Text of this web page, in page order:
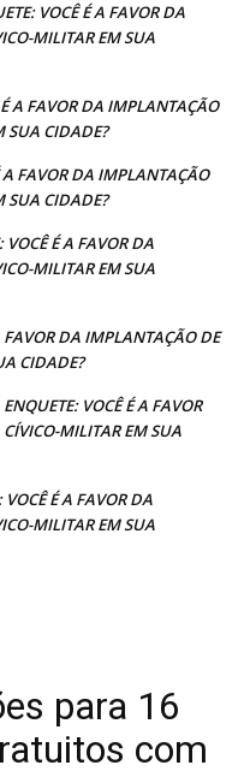
VOCÊ É A FAVOR DA
MILITAR EM SUA
A FAVOR DA IMPLANTAÇÃO
SUA CIDADE?
A FAVOR DA IMPLANTAÇÃO
SUA CIDADE?
VOCÊ É A FAVOR DA
MILITAR EM SUA
FAVOR DA IMPLANTAÇÃO DE
CIDADE?
ENQUETE: VOCÊ É A FAVOR
MILITAR EM SUA
VOCÊ É A FAVOR DA
MILITAR EM SUA